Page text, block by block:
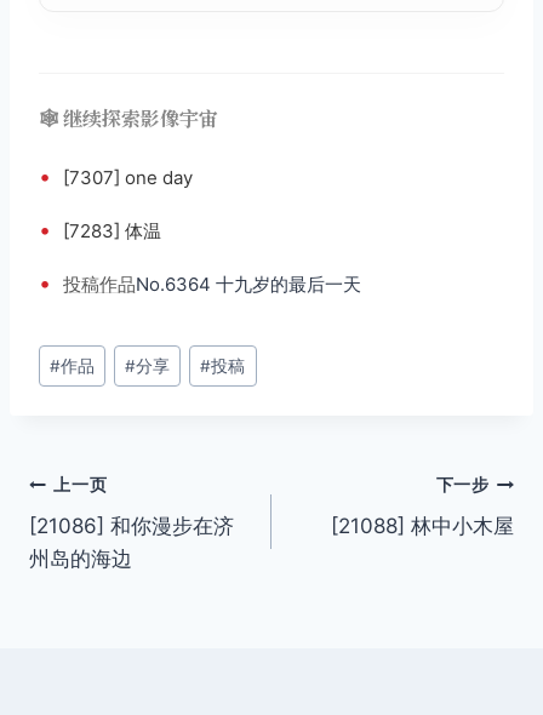
🕸️ 继续探索影像宇宙
• [7307] one day
• [7283] 体温
• 投稿作品No.6364 十九岁的最后一天
文
章
#作品 #分享 #投稿
文
章
上一页
[21086] 和你漫步在济
州岛的海边
下一步
[21088] 林中小木屋